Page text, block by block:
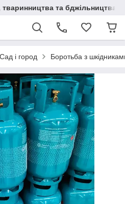
та бджільництва
Сад і город Боротьба з